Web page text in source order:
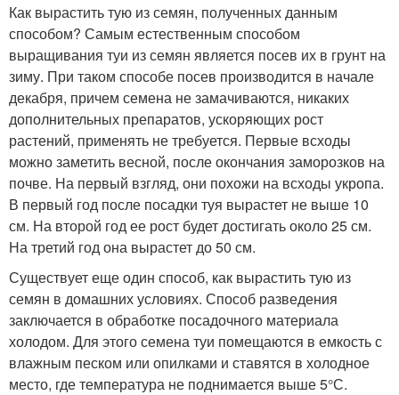
Как вырастить тую из семян, полученных данным
способом? Самым естественным способом
выращивания туи из семян является посев их в грунт на
зиму. При таком способе посев производится в начале
декабря, причем семена не замачиваются, никаких
дополнительных препаратов, ускоряющих рост
растений, применять не требуется. Первые всходы
можно заметить весной, после окончания заморозков на
почве. На первый взгляд, они похожи на всходы укропа.
В первый год после посадки туя вырастет не выше 10
см. На второй год ее рост будет достигать около 25 см.
На третий год она вырастет до 50 см.
Существует еще один способ, как вырастить тую из
семян в домашних условиях. Способ разведения
заключается в обработке посадочного материала
холодом. Для этого семена туи помещаются в емкость с
влажным песком или опилками и ставятся в холодное
место, где температура не поднимается выше 5°С.